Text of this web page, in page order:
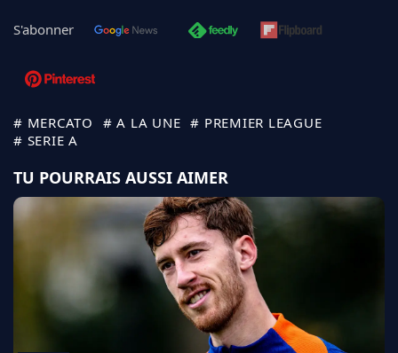
S'abonner
# MERCATO # A LA UNE # PREMIER LEAGUE
# SERIE A
TU POURRAIS AUSSI AIMER